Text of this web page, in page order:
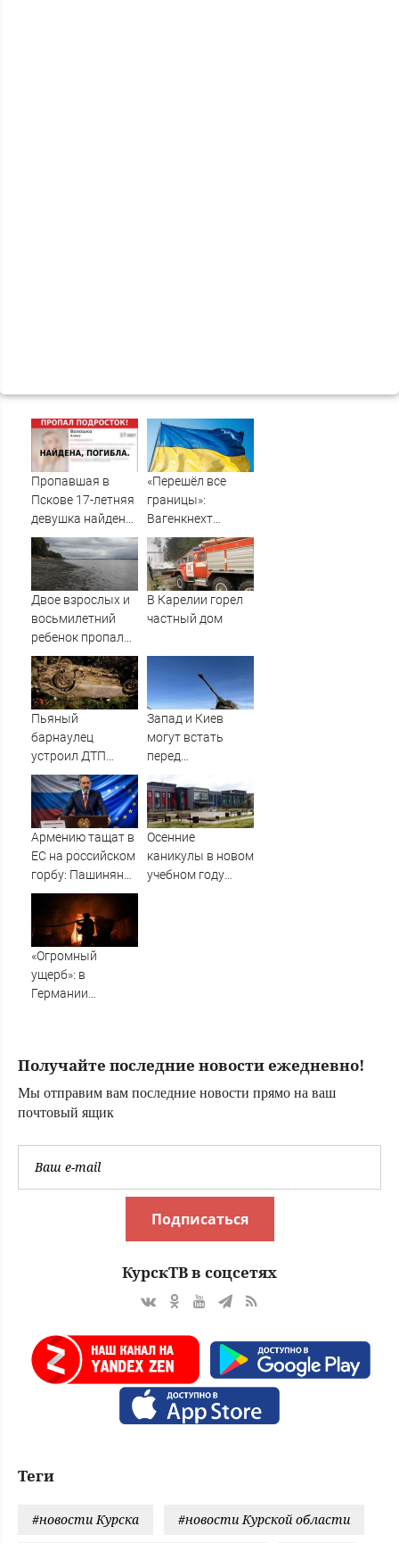
Пропавшая в
Пскове 17-летняя
девушка найдена
мертвой
«Перешёл все
границы»:
Вагенкнехт
жёстко ответила
послу Украины
Двое взрослых и
восьмилетний
ребенок пропали
во время сплава
по реке
08/08/2026 –
Новости
В Карелии горел
частный дом
Пьяный
барнаулец
устроил ДТП
ночью в
Шебалино
Запад и Киев
могут встать
перед
необходимостью
выполнить
условия Путина
Армению тащат в
ЕС на российском
горбу: Пашинян
узнал цену
предательства
Осенние
каникулы в новом
учебном году
«Огромный
ущерб»: в
Германии
Получайте последние новости ежедневно!
Мы отправим вам последние новости прямо на ваш
почтовый ящик
Подписаться
КурскТВ в соцсетях
Теги
#новости Курска #новости Курской области